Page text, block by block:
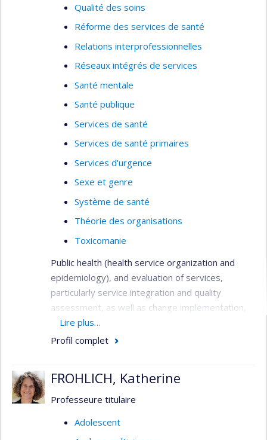
Qualité des soins
Réforme des services de santé
Relations interprofessionnelles
Réseaux intégrés de services
Santé mentale
Santé publique
Services de santé
Services de santé primaires
Services d'urgence
Sexe et genre
Système de santé
Théorie des organisations
Toxicomanie
Public health (health service organization and
epidemiology), and evaluation of services,
particularly service integration and quality
assessment, as well as change implementation,
needs assessment, primary care services,
service utilization, health systems analysis,
databases, outcome studies), qualitative (case
study designs, program evaluation), and mixed-
partnerships with clinicians and decision-makers.
Lire plus…
Profil complet
FROHLICH, Katherine
Professeure titulaire
Adolescent